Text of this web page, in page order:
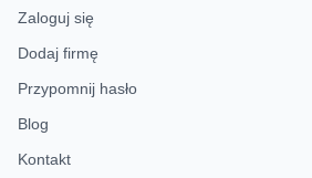
Zaloguj się
Dodaj firmę
Przypomnij hasło
Blog
Kontakt